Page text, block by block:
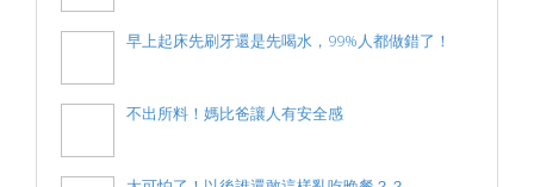
早上起床先刷牙還是先喝水，99%人都做錯了！
不出所料！媽比爸讓人有安全感